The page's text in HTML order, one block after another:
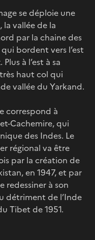
se déploie une
vallée de la
par la chaine des
bordent vers l’est
à l’est à sa
haut col qui
vallée du Yarkand.
correspond à
Cachemire, qui
des Indes. Le
régional va être
par la création de
en 1947, et par
redessiner à son
détriment de l’Inde
Tibet de 1951.